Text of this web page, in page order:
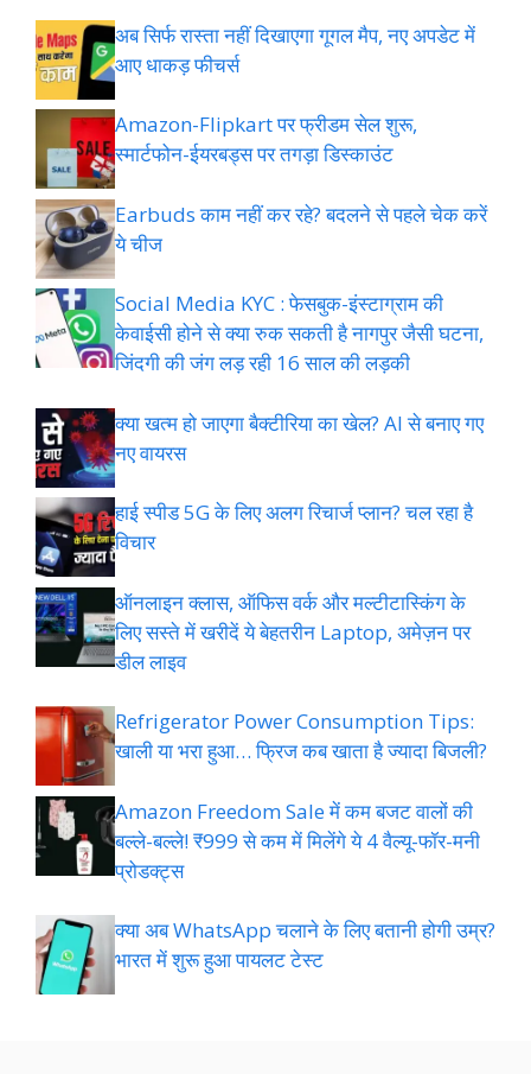
अब सिर्फ रास्ता नहीं दिखाएगा गूगल मैप, नए अपडेट में
आए धाकड़ फीचर्स
Amazon-Flipkart पर फ्रीडम सेल शुरू,
स्मार्टफोन-ईयरबड्स पर तगड़ा डिस्काउंट
Earbuds काम नहीं कर रहे? बदलने से पहले चेक करें
ये चीज
Social Media KYC : फेसबुक-इंस्टाग्राम की
केवाईसी होने से क्या रुक सकती है नागपुर जैसी घटना,
जिंदगी की जंग लड़ रही 16 साल की लड़की
क्या खत्म हो जाएगा बैक्टीरिया का खेल? AI से बनाए गए
नए वायरस
हाई स्पीड 5G के लिए अलग रिचार्ज प्लान? चल रहा है
विचार
ऑनलाइन क्लास, ऑफिस वर्क और मल्टीटास्किंग के
लिए सस्ते में खरीदें ये बेहतरीन Laptop, अमेज़न पर
डील लाइव
Refrigerator Power Consumption Tips:
खाली या भरा हुआ… फ्रिज कब खाता है ज्यादा बिजली?
Amazon Freedom Sale में कम बजट वालों की
बल्ले-बल्ले! ₹999 से कम में मिलेंगे ये 4 वैल्यू-फॉर-मनी
प्रोडक्ट्स
क्या अब WhatsApp चलाने के लिए बतानी होगी उम्र?
भारत में शुरू हुआ पायलट टेस्ट